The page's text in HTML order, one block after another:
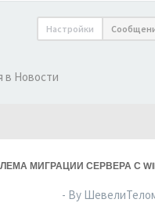
Настройки
в Новости
МИГРАЦИИ СЕРВЕРА С
- By